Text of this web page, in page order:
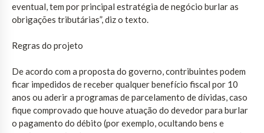
eventual, tem por principal estratégia de negócio burlar as
obrigações tributárias”, diz o texto.
Regras do projeto
De acordo com a proposta do governo, contribuintes podem
ficar impedidos de receber qualquer benefício fiscal por 10
anos ou aderir a programas de parcelamento de dívidas, caso
fique comprovado que houve atuação do devedor para burlar
o pagamento do débito (por exemplo, ocultando bens e